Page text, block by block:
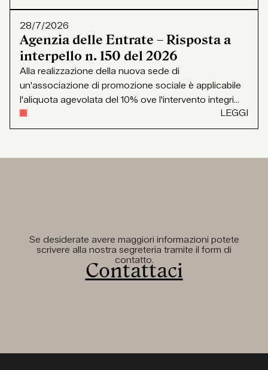
28/7/2026
Agenzia delle Entrate – Risposta a
interpello n. 150 del 2026
Alla realizzazione della nuova sede di
un'associazione di promozione sociale è applicabile
l'aliquota agevolata del 10% ove l'intervento integri...
LEGGI
Se desiderate avere maggiori informazioni potete
scrivere alla nostra segreteria tramite il form di
contatto.
Contattaci